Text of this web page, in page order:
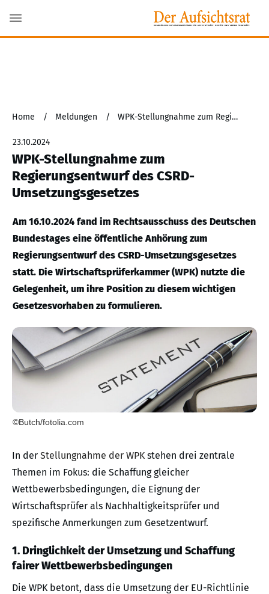
Home / Meldungen / WPK-Stellungnahme zum Regierungsentwurf des CSRD-Umsetzungsgesetzes
23.10.2024
WPK-Stellungnahme zum
Regierungsentwurf des CSRD-
Umsetzungsgesetzes
Am 16.10.2024 fand im Rechtsausschuss des Deutschen
Bundestages eine öffentliche Anhörung zum
Regierungsentwurf des CSRD-Umsetzungsgesetzes
statt. Die Wirtschaftsprüferkammer (WPK) nutzte die
Gelegenheit, um ihre Position zu diesem wichtigen
Gesetzesvorhaben zu formulieren.
©Butch/fotolia.com
In der Stellungnahme der WPK stehen drei zentrale
Themen im Fokus: die Schaffung gleicher
Wettbewerbsbedingungen, die Eignung der
Wirtschaftsprüfer als Nachhaltigkeitsprüfer und
spezifische Anmerkungen zum Gesetzentwurf.
1. Dringlichkeit der Umsetzung und Schaffung
fairer Wettbewerbsbedingungen
Die WPK betont, dass die Umsetzung der EU-Richtlinie